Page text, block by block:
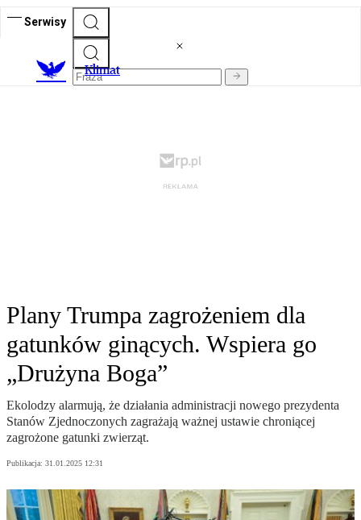
Serwisy
Klimat
Plany Trumpa zagrożeniem dla
gatunków ginących. Wspiera go
„Drużyna Boga”
Ekolodzy alarmują, że działania administracji nowego prezydenta
Stanów Zjednoczonych zagrażają ważnej ustawie chroniącej
zagrożone gatunki zwierząt.
Publikacja: 31.01.2025 12:31